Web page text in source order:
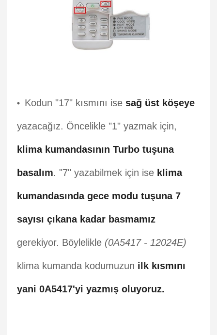
Kodun "17" kısmını ise sağ üst köşeye
yazacağız. Öncelikle "1" yazmak için,
klima kumandasının Turbo tuşuna
basalım. "7" yazabilmek için ise klima
kumandasında gece modu tuşuna 7
sayısı çıkana kadar basmamız
gerekiyor. Böylelikle (0A5417 - 12024E)
klima kumanda kodumuzun ilk kısmını
yani 0A5417'yi yazmış oluyoruz.